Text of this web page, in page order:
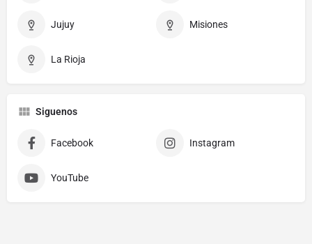
Jujuy Misiones
La Rioja
Siguenos
Facebook Instagram
YouTube